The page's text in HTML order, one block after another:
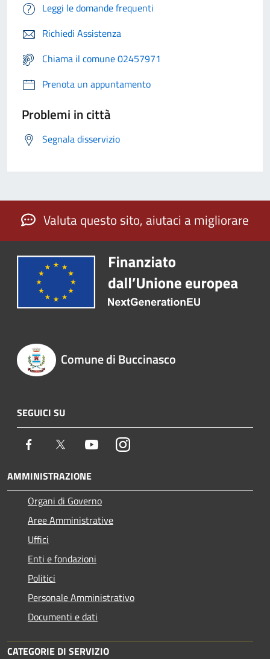
Leggi le domande frequenti
Richiedi Assistenza
Chiama il comune 02457971
Prenota un appuntamento
Problemi in città
Segnala disservizio
Valuta questo sito, aiutaci a migliorare
Comune di Buccinasco
SEGUICI SU
Facebook Twitter YoutubeInstagram
AMMINISTRAZIONE
Organi di Governo
Aree Amministrative
Uffici
Enti e fondazioni
Politici
Personale Amministrativo
Documenti e dati
CATEGORIE DI SERVIZIO